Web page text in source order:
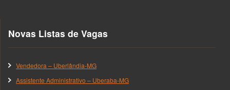
Novas Listas de Vagas
Vendedora – Uberlândia-MG
Assistente Administrativo – Uberaba-MG